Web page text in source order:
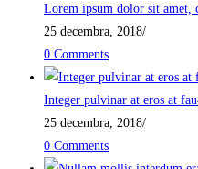
Lorem ipsum dolor sit amet,
25 decembra, 2018/
0 Comments
Integer pulvinar at eros at
25 decembra, 2018/
0 Comments